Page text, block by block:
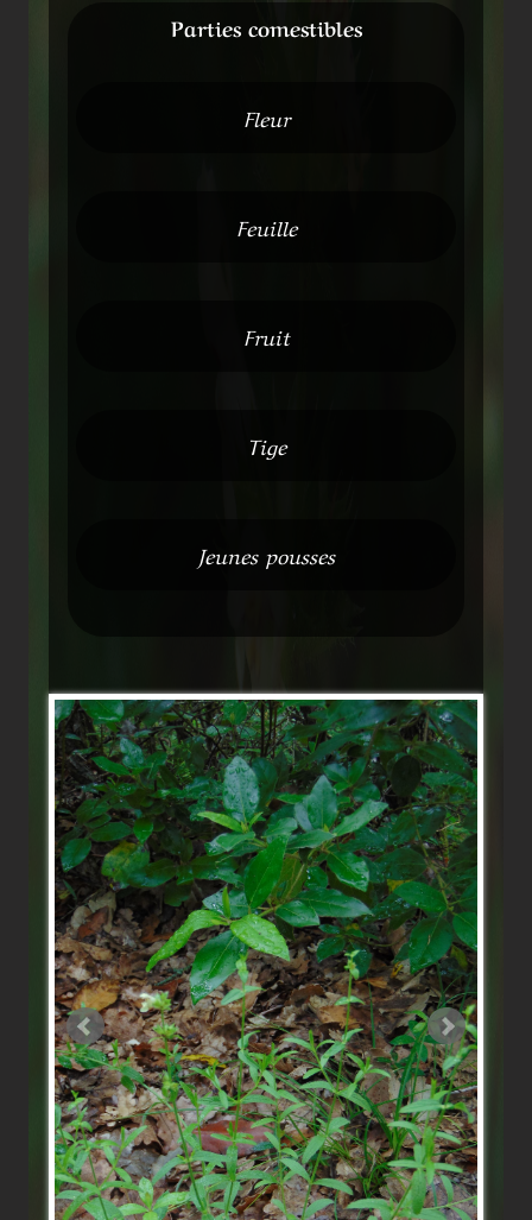
Parties comestibles
Fleur
Feuille
Fruit
Tige
Jeunes pousses